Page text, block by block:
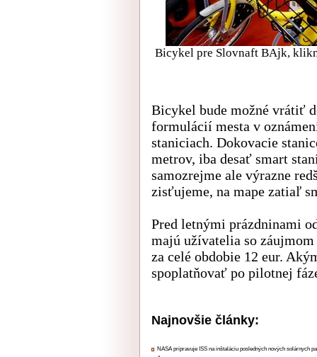
Bicykel pre Slovnaft BAjk,
Bicykel bude možné vrátiť
formulácií mesta v
staniciach. Dokovacie
metrov, iba desať smart
samozrejme ale výrazne
zisťujeme, na mape zatiaľ
Pred letnými prázdninami
majú užívatelia so
za celé obdobie 12 eur.
spoplatňovať po pilotnej
Najnovšie články:
NASA pripravuje ISS na inštaláciu posledných nových solárnych